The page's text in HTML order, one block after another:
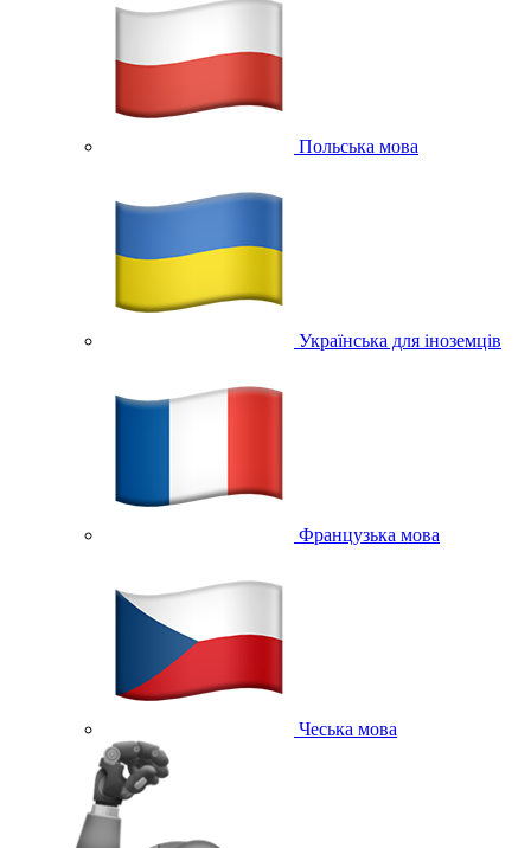
Польська мова
Українська для іноземців
Французька мова
Чеська мова